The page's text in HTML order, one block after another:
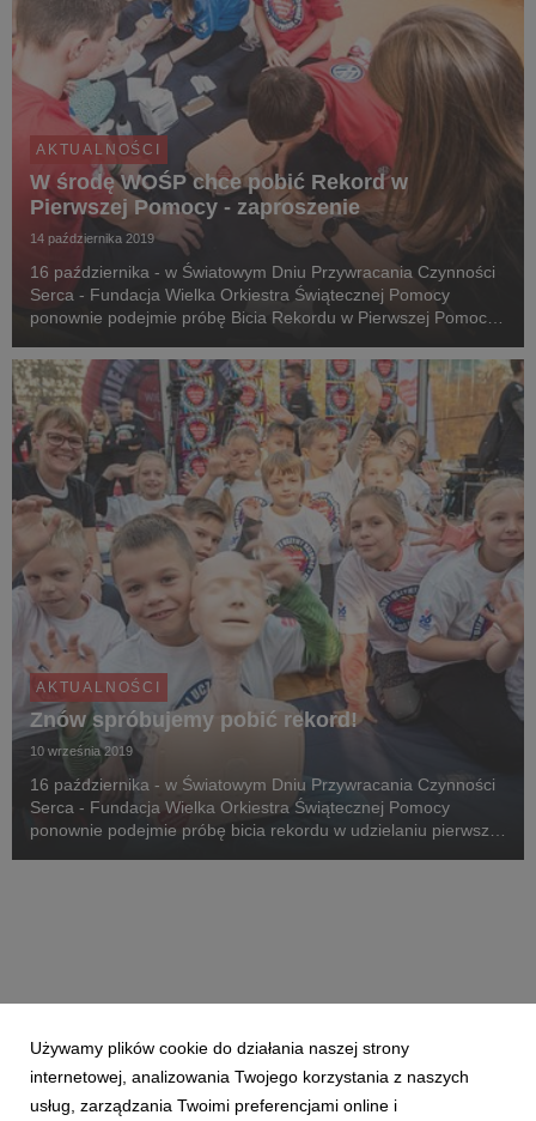
AKTUALNOŚCI
W środę WOŚP chce pobić Rekord w
Pierwszej Pomocy - zaproszenie
14 października 2019
16 października - w Światowym Dniu Przywracania Czynności
Serca - Fundacja Wielka Orkiestra Świątecznej Pomocy
ponownie podejmie próbę Bicia Rekordu w Pierwszej Pomocy.
Finału WOŚP, który odbędzie się 12 stycznia 20...
AKTUALNOŚCI
Znów spróbujemy pobić rekord!
10 września 2019
16 października - w Światowym Dniu Przywracania Czynności
Serca - Fundacja Wielka Orkiestra Świątecznej Pomocy
ponownie podejmie próbę bicia rekordu w udzielaniu pierwszej
Używamy plików cookie do działania naszej strony
internetowej, analizowania Twojego korzystania z naszych
usług, zarządzania Twoimi preferencjami online i